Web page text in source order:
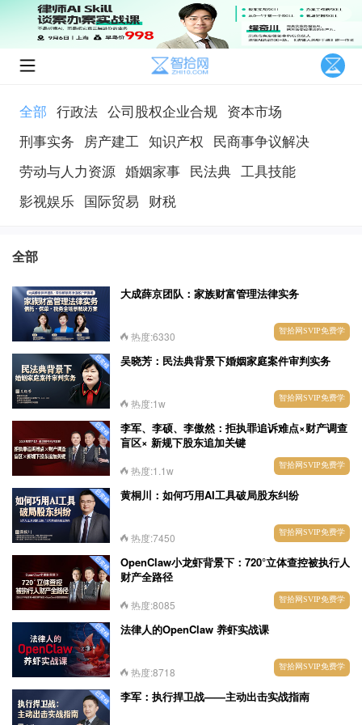
全部 行政法 公司股权企业合规 资本市场
刑事实务 房产建工 知识产权 民商事争议解决
劳动与人力资源 婚姻家事 民法典 工具技能
影视娱乐 国际贸易 财税
全部
大成薛京团队：家族财富管理法律实务
热度:6330 智拾网SVIP免费学
吴晓芳：民法典背景下婚姻家庭案件审判实务
热度:1w 智拾网SVIP免费学
李军、李硕、李傲然：拒执罪追诉难点×财产调查
盲区× 新规下股东追加关键
热度:1.1w 智拾网SVIP免费学
黄桐川：如何巧用AI工具破局股东纠纷
热度:7450 智拾网SVIP免费学
OpenClaw小龙虾背景下：720°立体查控被执行人
财产全路径
热度:8085 智拾网SVIP免费学
法律人的OpenClaw 养虾实战课
热度:8718 智拾网SVIP免费学
李军：执行捍卫战——主动出击实战指南